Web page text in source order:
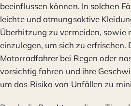
beeinflussen können. In solchen
leichte und atmungsaktive
Überhitzung zu vermeiden, sowie
einzulegen, um sich zu erfrischen.
Motorradfahrer bei Regen oder
vorsichtig fahren und ihre
um das Risiko von Unfällen zu